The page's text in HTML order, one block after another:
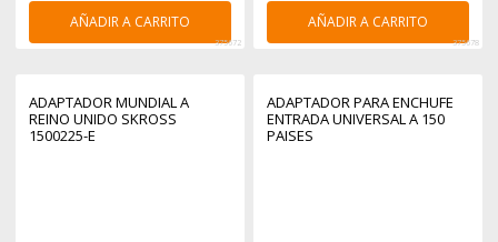
AÑADIR A CARRITO
375672
AÑADIR A CARRITO
375678
ADAPTADOR MUNDIAL A
REINO UNIDO SKROSS
1500225-E
ADAPTADOR PARA ENCHUFE
ENTRADA UNIVERSAL A 150
PAISES